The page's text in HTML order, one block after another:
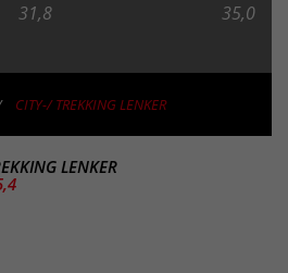
31,8 35,0
CITY-/ TREKKING LENKER
LENKER